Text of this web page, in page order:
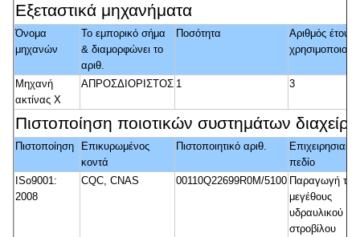
Εξεταστικά μηχανήματα
Όνομα
μηχανών
Το εμπορικό σήμα
& διαμορφώνει το
αριθ.
Ποσότητα
Αριθμός έτους
Μηχανή
ακτίνας X
ΑΠΡΟΣΔΙΟΡΙΣΤΟΣ 1 3
Πιστοποίηση ποιοτικών συστημάτων
Πιστοποίηση
Επικυρωμένος
κοντά
Πιστοποιητικό αριθ.
Επιχειρησιακό
πεδίο
ISo9001:
2008
CQC, CNAS 00110Q22699R0M/5100 Παραγωγή του
μεγέθους
υδραυλικού
στροβίλου